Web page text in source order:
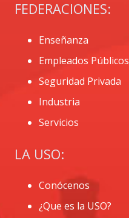
FEDERACIONES:
Enseñanza
Empleados Públicos
Seguridad Privada
Industria
Servicios
LA USO:
Conócenos
¿Que es la USO?